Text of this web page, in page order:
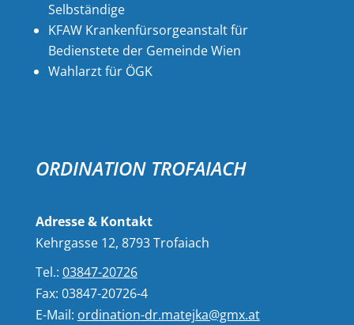
Selbständige
KFAW Krankenfürsorgeanstalt für
Bedienstete der Gemeinde Wien
Wahlarzt für ÖGK
ORDINATION TROFAIACH
Adresse & Kontakt
Kehrgasse 12, 8793 Trofaiach
Tel.: 03847-20726
Fax: 03847-20726-4
E-Mail: ordination-dr.matejka@gmx.at